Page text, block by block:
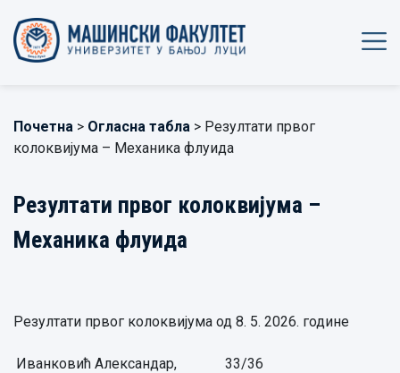
Почетна > Огласна табла > Резултати првог
колоквијума – Механика флуида
Резултати првог колоквијума –
Механика флуида
Резултати првог колоквијума од 8. 5. 2026. године
Иванковић Александар,
33/36